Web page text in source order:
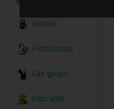
Elemek
Fürdőszoba
Gáz gyujtó
Házi állat